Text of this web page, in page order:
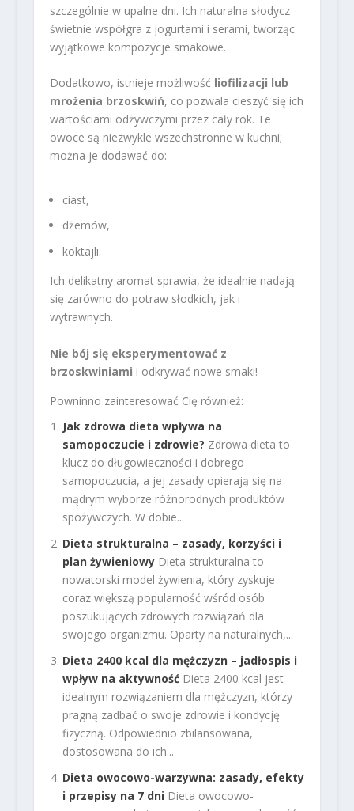
szczególnie w upalne dni. Ich naturalna słodycz
świetnie współgra z jogurtami i serami, tworząc
wyjątkowe kompozycje smakowe.
Dodatkowo, istnieje możliwość liofilizacji lub
mrożenia brzoskwiń, co pozwala cieszyć się ich
wartościami odżywczymi przez cały rok. Te
owoce są niezwykle wszechstronne w kuchni;
można je dodawać do:
ciast,
dżemów,
koktajli.
Ich delikatny aromat sprawia, że idealnie nadają
się zarówno do potraw słodkich, jak i
wytrawnych.
Nie bój się eksperymentować z
brzoskwiniami i odkrywać nowe smaki!
Powninno zainteresować Cię również:
Jak zdrowa dieta wpływa na
samopoczucie i zdrowie? Zdrowa dieta to
klucz do długowieczności i dobrego
samopoczucia, a jej zasady opierają się na
mądrym wyborze różnorodnych produktów
spożywczych. W dobie...
Dieta strukturalna – zasady, korzyści i
plan żywieniowy Dieta strukturalna to
nowatorski model żywienia, który zyskuje
coraz większą popularność wśród osób
poszukujących zdrowych rozwiązań dla
swojego organizmu. Oparty na naturalnych,...
Dieta 2400 kcal dla mężczyzn – jadłospis i
wpływ na aktywność Dieta 2400 kcal jest
idealnym rozwiązaniem dla mężczyzn, którzy
pragną zadbać o swoje zdrowie i kondycję
fizyczną. Odpowiednio zbilansowana,
dostosowana do ich...
Dieta owocowo-warzywna: zasady, efekty
i przepisy na 7 dni Dieta owocowo-